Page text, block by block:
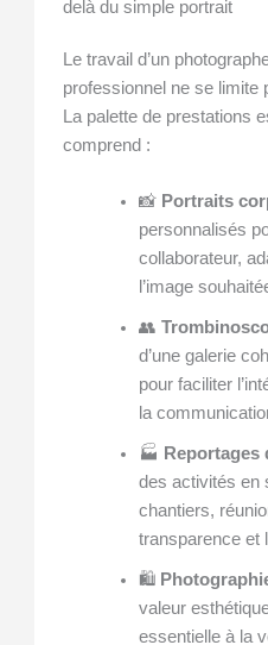
delà du simple portrait
Le travail d’un
professionnel ne se limite
La palette de prestations
comprend :
📸 Portraits
personnalisés
collaborateur,
l’image
👥
d’une galerie
pour faciliter
la
🏭 Reportages
des activités en
chantiers,
transparence et
🛍️
valeur
essentielle à la